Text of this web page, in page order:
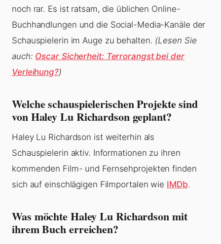
noch rar. Es ist ratsam, die üblichen Online-
Buchhandlungen und die Social-Media-Kanäle der
Schauspielerin im Auge zu behalten. (Lesen Sie
auch: Oscar Sicherheit: Terrorangst bei der
Verleihung?)
Welche schauspielerischen Projekte sind
von Haley Lu Richardson geplant?
Haley Lu Richardson ist weiterhin als
Schauspielerin aktiv. Informationen zu ihren
kommenden Film- und Fernsehprojekten finden
sich auf einschlägigen Filmportalen wie IMDb.
Was möchte Haley Lu Richardson mit
ihrem Buch erreichen?